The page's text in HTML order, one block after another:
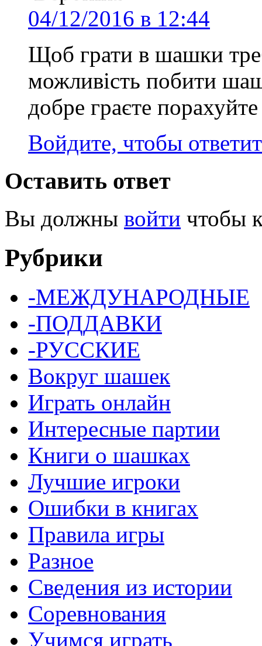
04/12/2016 в 12:44
Щоб грати в шашки
можливість побити
добре граєте порахуйте
Войдите, чтобы
Оставить ответ
Вы должны войти чтобы
Рубрики
-МЕЖДУНАРОДНЫЕ
-ПОДДАВКИ
-РУССКИЕ
Вокруг шашек
Играть онлайн
Интересные партии
Книги о шашках
Лучшие игроки
Ошибки в книгах
Правила игры
Разное
Сведения из истории
Соревнования
Учимся играть